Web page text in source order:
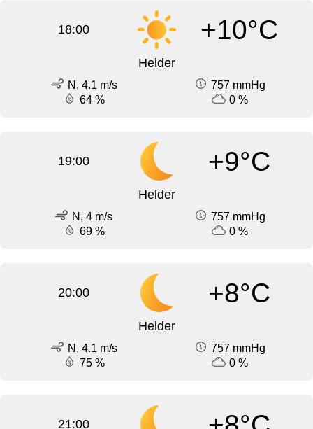
18:00 +10°C
Helder
N, 4.1 m/s
757 mmHg
64 %
0 %
19:00 +9°C
Helder
N, 4 m/s
757 mmHg
69 %
0 %
20:00 +8°C
Helder
N, 4.1 m/s
757 mmHg
75 %
0 %
21:00